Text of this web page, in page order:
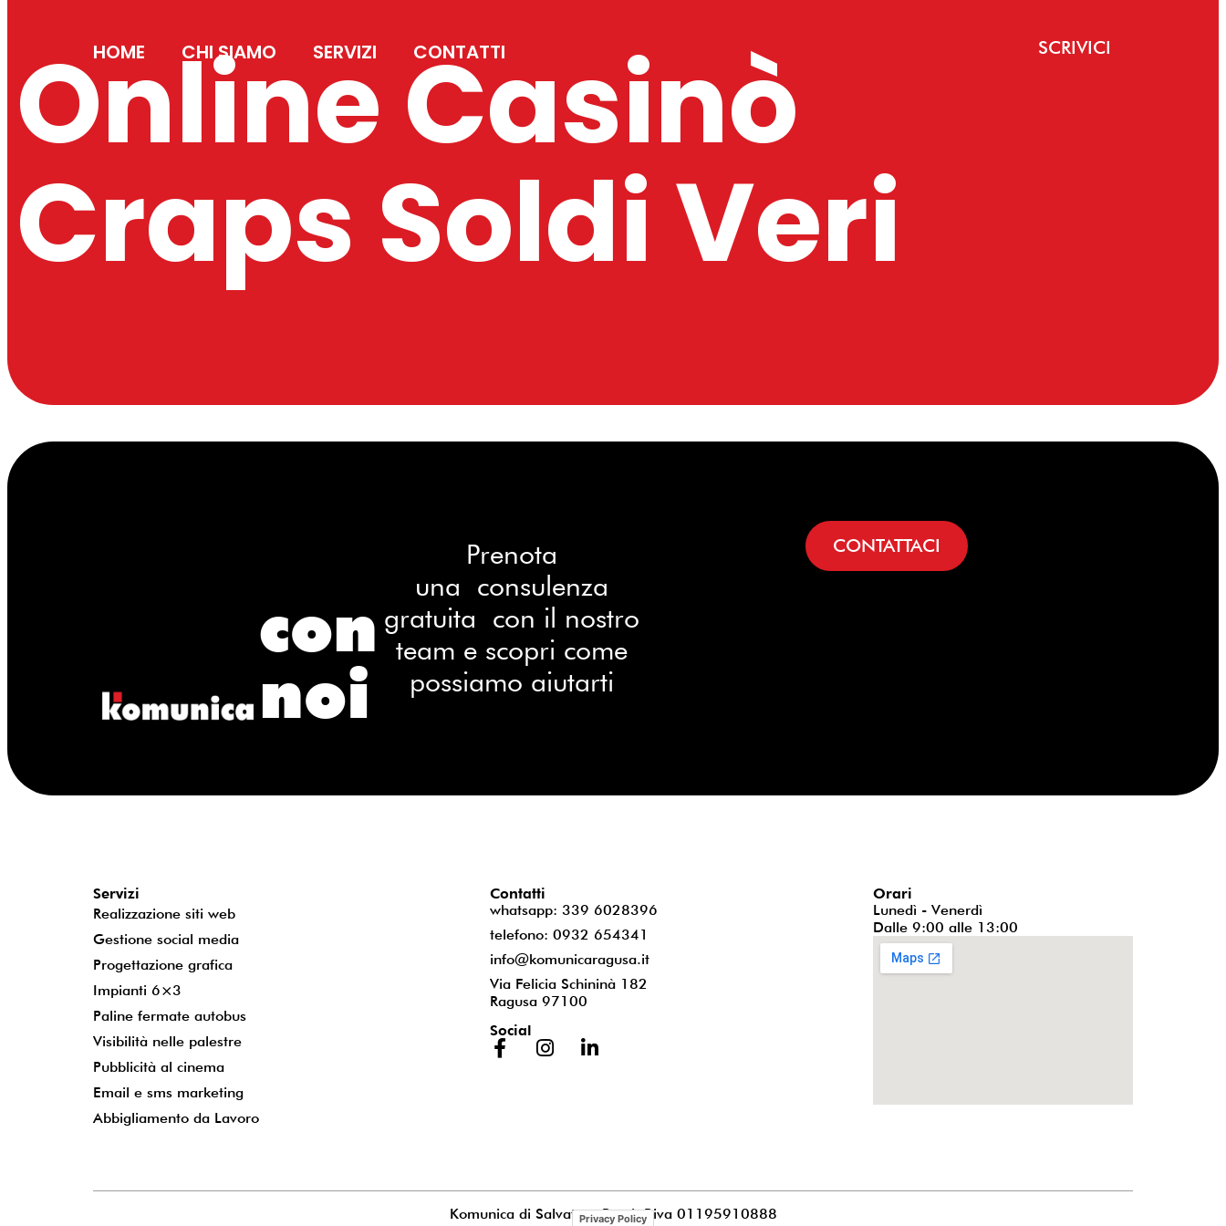
HOME CHI SIAMO SERVIZI CONTATTI SCRIVICI
Online Casinò
Craps Soldi Veri
con
noi
Prenota
una consulenza
gratuita con il nostro
team e scopri come
possiamo aiutarti
CONTATTACI
Servizi
Realizzazione siti web
Gestione social media
Progettazione grafica
Impianti 6×3
Paline fermate autobus
Visibilità nelle palestre
Pubblicità al cinema
Email e sms marketing
Abbigliamento da Lavoro
Contatti
whatsapp: 339 6028396
telefono: 0932 654341
info@komunicaragusa.it
Via Felicia Schininà 182
Ragusa 97100
Social
Orari
Lunedì - Venerdì
Dalle 9:00 alle 13:00
Komunica di Salvatore PucciaP.iva 01195910888
Privacy Policy